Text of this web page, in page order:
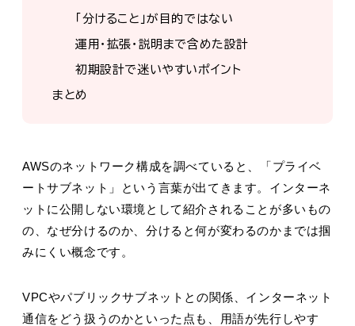
「分けること」が目的ではない
運用・拡張・説明まで含めた設計
初期設計で迷いやすいポイント
まとめ
AWSのネットワーク構成を調べていると、「プライベ
ートサブネット」という言葉が出てきます。インターネ
ットに公開しない環境として紹介されることが多いもの
の、なぜ分けるのか、分けると何が変わるのかまでは掴
みにくい概念です。
VPCやパブリックサブネットとの関係、インターネット
通信をどう扱うのかといった点も、用語が先行しやす